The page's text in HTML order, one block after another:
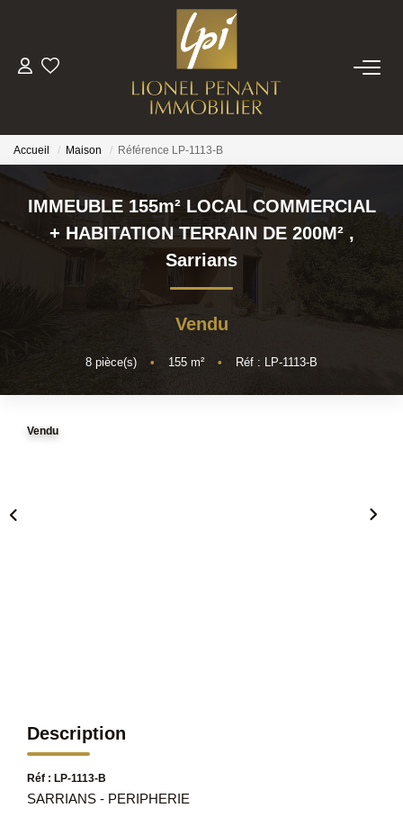
VENTES
PRESTIGE
BIENS VENDUS
ESTIMATION
CONTACT
Accueil Maison Référence LP-1113-B
IMMEUBLE 155m² LOCAL COMMERCIAL
+ HABITATION TERRAIN DE 200M² ,
Sarrians
Vendu
8 pièce(s) • 155 m² • Réf : LP-1113-B
Vendu
Description
Réf : LP-1113-B
SARRIANS - PERIPHERIE